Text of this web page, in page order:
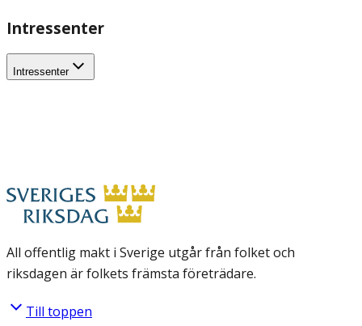
Intressenter
Intressenter
All offentlig makt i Sverige utgår från folket och
riksdagen är folkets främsta företrädare.
Till toppen